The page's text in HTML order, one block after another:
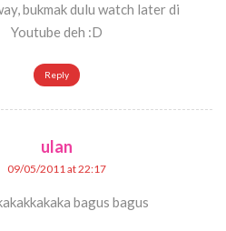
bukmak dulu watch later di
Youtube deh :D
Reply
ulan
09/05/2011 at 22:17
bagus bagus